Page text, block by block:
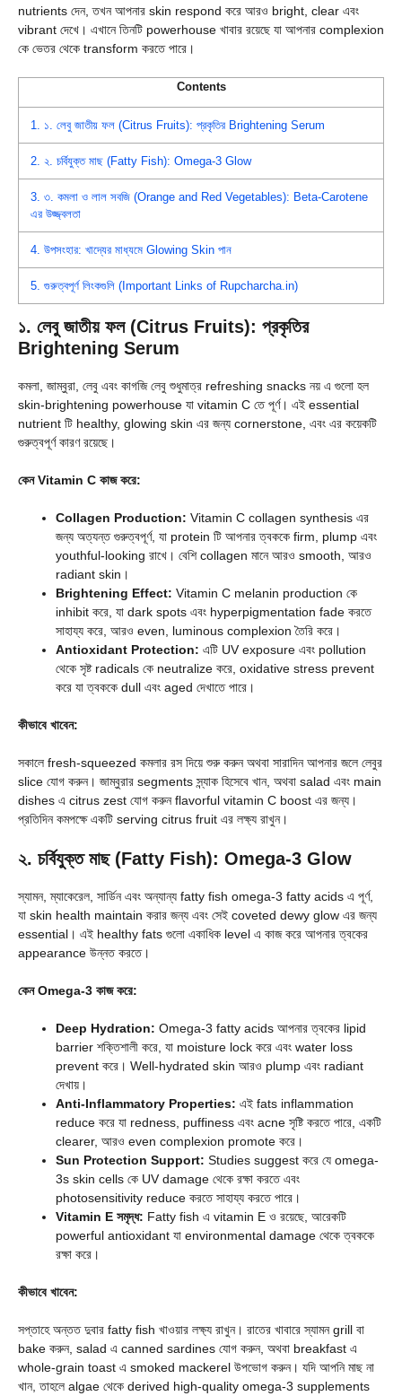
nutrients দেন, তখন আপনার skin respond করে আরও bright, clear এবং
vibrant দেখে। এখানে তিনটি powerhouse খাবার রয়েছে যা আপনার complexion
কে ভেতর থেকে transform করতে পারে।
Contents
1. ১. লেবু জাতীয় ফল (Citrus Fruits): প্রকৃতির Brightening Serum
2. ২. চর্বিযুক্ত মাছ (Fatty Fish): Omega-3 Glow
3. ৩. কমলা ও লাল সবজি (Orange and Red Vegetables): Beta-Carotene
এর উজ্জ্বলতা
4. উপসংহার: খাদ্যের মাধ্যমে Glowing Skin পান
5. গুরুত্বপূর্ণ লিংকগুলি (Important Links of Rupcharcha.in)
১. লেবু জাতীয় ফল (Citrus Fruits): প্রকৃতির
Brightening Serum
কমলা, জাম্বুরা, লেবু এবং কাগজি লেবু শুধুমাত্র refreshing snacks নয় এ গুলো হল
skin-brightening powerhouse যা vitamin C তে পূর্ণ। এই essential
nutrient টি healthy, glowing skin এর জন্য cornerstone, এবং এর কয়েকটি
গুরুত্বপূর্ণ কারণ রয়েছে।
কেন Vitamin C কাজ করে:
Collagen Production: Vitamin C collagen synthesis এর
জন্য অত্যন্ত গুরুত্বপূর্ণ, যা protein টি আপনার ত্বককে firm, plump এবং
youthful-looking রাখে। বেশি collagen মানে আরও smooth, আরও
radiant skin।
Brightening Effect: Vitamin C melanin production কে
inhibit করে, যা dark spots এবং hyperpigmentation fade করতে
সাহায্য করে, আরও even, luminous complexion তৈরি করে।
Antioxidant Protection: এটি UV exposure এবং pollution
থেকে সৃষ্ট radicals কে neutralize করে, oxidative stress prevent
করে যা ত্বককে dull এবং aged দেখাতে পারে।
কীভাবে খাবেন:
সকালে fresh-squeezed কমলার রস দিয়ে শুরু করুন অথবা সারাদিন আপনার জলে লেবুর
slice যোগ করুন। জাম্বুরার segments স্ন্যাক হিসেবে খান, অথবা salad এবং main
dishes এ citrus zest যোগ করুন flavorful vitamin C boost এর জন্য।
প্রতিদিন কমপক্ষে একটি serving citrus fruit এর লক্ষ্য রাখুন।
২. চর্বিযুক্ত মাছ (Fatty Fish): Omega-3 Glow
স্যামন, ম্যাকেরেল, সার্ডিন এবং অন্যান্য fatty fish omega-3 fatty acids এ পূর্ণ,
যা skin health maintain করার জন্য এবং সেই coveted dewy glow এর জন্য
essential। এই healthy fats গুলো একাধিক level এ কাজ করে আপনার ত্বকের
appearance উন্নত করতে।
কেন Omega-3 কাজ করে:
Deep Hydration: Omega-3 fatty acids আপনার ত্বকের lipid
barrier শক্তিশালী করে, যা moisture lock করে এবং water loss
prevent করে। Well-hydrated skin আরও plump এবং radiant
দেখায়।
Anti-Inflammatory Properties: এই fats inflammation
reduce করে যা redness, puffiness এবং acne সৃষ্টি করতে পারে, একটি
clearer, আরও even complexion promote করে।
Sun Protection Support: Studies suggest করে যে omega-
3s skin cells কে UV damage থেকে রক্ষা করতে এবং
photosensitivity reduce করতে সাহায্য করতে পারে।
Vitamin E সমৃদ্ধ: Fatty fish এ vitamin E ও রয়েছে, আরেকটি
powerful antioxidant যা environmental damage থেকে ত্বককে
রক্ষা করে।
কীভাবে খাবেন:
সপ্তাহে অন্তত দুবার fatty fish খাওয়ার লক্ষ্য রাখুন। রাতের খাবারে স্যামন grill বা
bake করুন, salad এ canned sardines যোগ করুন, অথবা breakfast এ
whole-grain toast এ smoked mackerel উপভোগ করুন। যদি আপনি মাছ না
খান, তাহলে algae থেকে derived high-quality omega-3 supplements